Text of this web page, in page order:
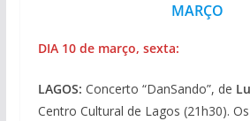
MARÇO
DIA 10 de março, sexta:
LAGOS: Concerto “DanSando”, de
Centro Cultural de Lagos (21h30).